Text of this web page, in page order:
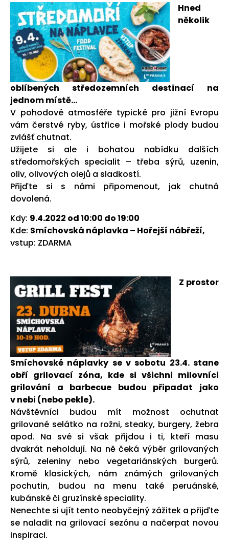
Hned
několik
oblíbených středozemních destinací na
jednom místě…
V pohodové atmosféře typické pro jižní Evropu
vám čerstvé ryby, ústřice i mořské plody budou
zvlášť chutnat.
Užijete si ale i bohatou nabídku dalších
středomořských specialit – třeba sýrů, uzenin,
oliv, olivových olejů a sladkostí.
Přijďte si s námi připomenout, jak chutná
dovolená.
Kdy: 9.4.2022 od 10:00 do 19:00
Kde: Smíchovská náplavka – Hořejší nábřeží,
vstup: ZDARMA
Z prostor
Smíchovské náplavky se v sobotu 23.4. stane
obří grilovací zóna, kde si všichni milovníci
grilování a barbecue budou připadat jako
v nebi (nebo pekle).
Návštěvníci budou mít možnost ochutnat
grilované selátko na rožni, steaky, burgery, žebra
apod. Na své si však přijdou i ti, kteří masu
dvakrát neholdují. Na ně čeká výběr grilovaných
sýrů, zeleniny nebo vegetariánských burgerů.
Kromě klasických, nám známých grilovaných
pochutin, budou na menu také peruánské,
kubánské či gruzínské speciality.
Nenechte si ujít tento neobyčejný zážitek a přijďte
se naladit na grilovací sezónu a načerpat novou
inspiraci.